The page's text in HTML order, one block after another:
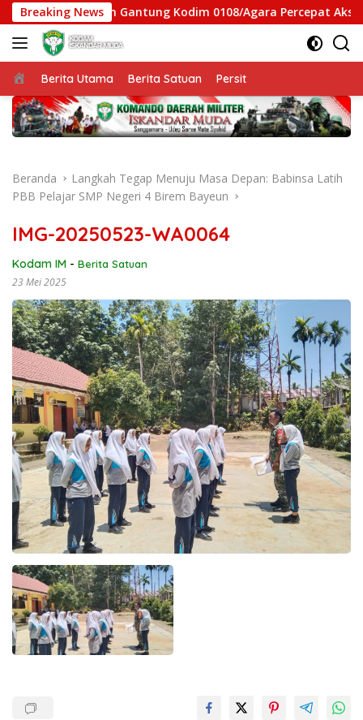
Langsung
ke
konten
Breaking News
Jembatan Gantung Kodim 0108/Agara Percepat Akses
Beranda
Berita Utama Berita Satuan Persit
Beranda
Langkah Tegap Menuju Masa Depan: Babinsa Latih
PBB Pelajar SMP Negeri 4 Birem Bayeun
IMG-20250523-WA0064
Kodam IM - Berita Satuan
23 Mei 2025